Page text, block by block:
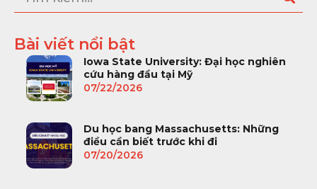
Bài viết nổi bật
Iowa State University: Đại học nghiên
cứu hàng đầu tại Mỹ
07/22/2026
Du học bang Massachusetts: Những
điều cần biết trước khi đi
07/20/2026